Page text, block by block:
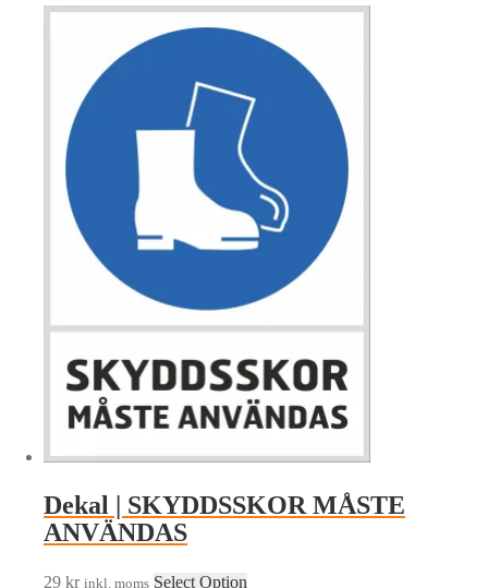
Dekal | SKYDDSSKOR MÅSTE
ANVÄNDAS
29 kr inkl. moms Select Option